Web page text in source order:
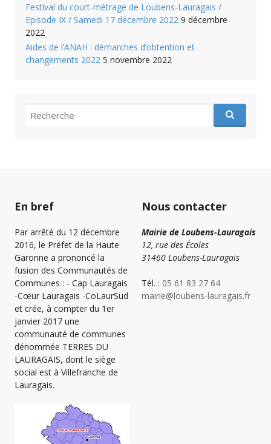
Festival du court-métrage de Loubens-Lauragais /
Episode IX / Samedi 17 décembre 2022 9 décembre
2022
Aides de l’ANAH : démarches d’obtention et
changements 2022 5 novembre 2022
recherche
pour
En bref
Par arrêté du 12 décembre
2016, le Préfet de la Haute
Garonne a prononcé la
fusion des Communautés de
Communes : - Cap Lauragais
-Cœur Lauragais -CoLaurSud
et crée, à compter du 1er
janvier 2017 une
communauté de communes
dénommée TERRES DU
LAURAGAIS, dont le siège
social est à Villefranche de
Lauragais.
Nous contacter
Mairie de Loubens-Lauragais
12, rue des Écoles
31460 Loubens-Lauragais
Tél. : 05 61 83 27 64
mairie@loubens-lauragais.fr